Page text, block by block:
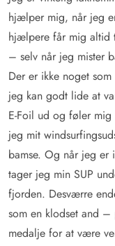
hjælper mig, når jeg
hjælpere får mig altid
– selv når jeg mister
Der er ikke noget
jeg kan godt lide at
E-Foil ud og føler
jeg mit
bamse. Og når jeg er
tager jeg min SUP
fjorden. Desværre
som en klodset and
medalje for at være